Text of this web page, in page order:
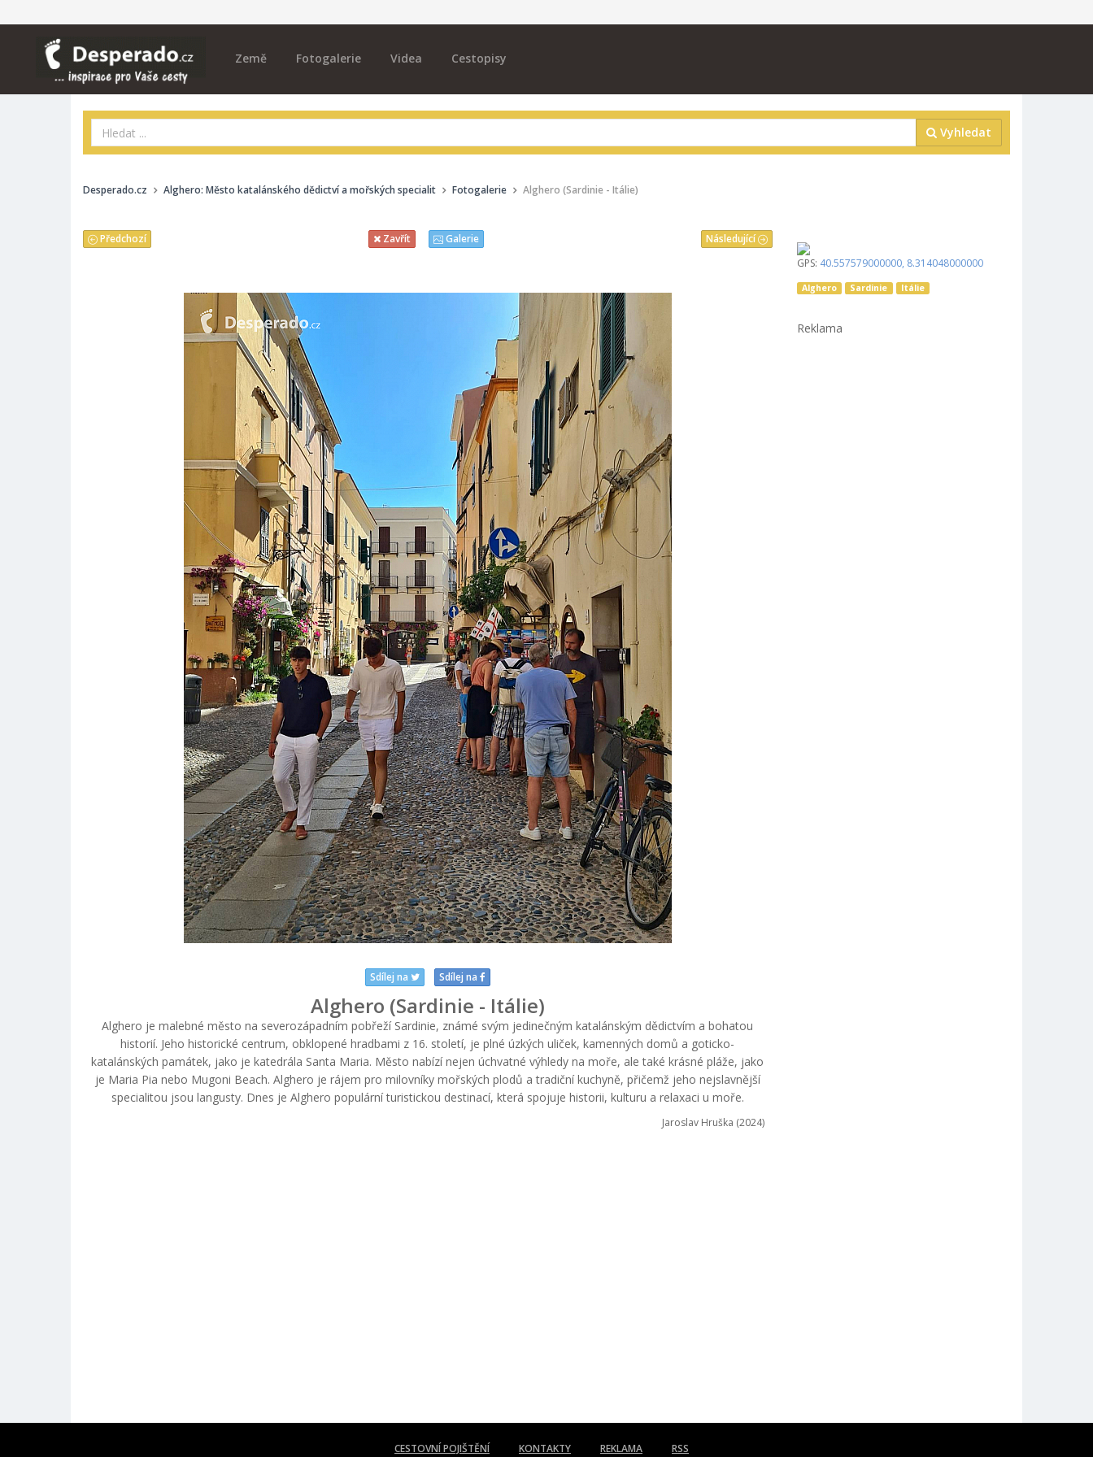
Země Fotogalerie Videa Cestopisy
Vyhledat
Desperado.cz Alghero: Město katalánského dědictví a mořských specialit Fotogalerie Alghero (Sardinie - Itálie)
Následující
Předchozí Zavřít Galerie
Sdílej na Sdílej na
Alghero (Sardinie - Itálie)
Alghero je malebné město na severozápadním pobřeží Sardinie, známé svým jedinečným katalánským dědictvím a bohatou
historií. Jeho historické centrum, obklopené hradbami z 16. století, je plné úzkých uliček, kamenných domů a goticko-
katalánských památek, jako je katedrála Santa Maria. Město nabízí nejen úchvatné výhledy na moře, ale také krásné pláže, jako
je Maria Pia nebo Mugoni Beach. Alghero je rájem pro milovníky mořských plodů a tradiční kuchyně, přičemž jeho nejslavnější
specialitou jsou langusty. Dnes je Alghero populární turistickou destinací, která spojuje historii, kulturu a relaxaci u moře.
Jaroslav Hruška (2024)
GPS: 40.557579000000, 8.314048000000
Alghero Sardinie Itálie
Reklama
CESTOVNÍ POJIŠTĚNÍ KONTAKTY REKLAMA RSS